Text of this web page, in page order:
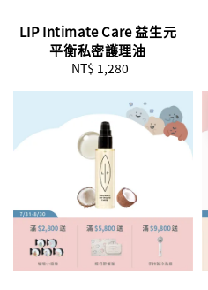
LIP Intimate Care 益生元
平衡私密護理油
Regular
price
NT$ 1,280